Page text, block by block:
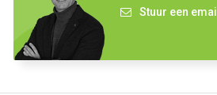
Stuur een email